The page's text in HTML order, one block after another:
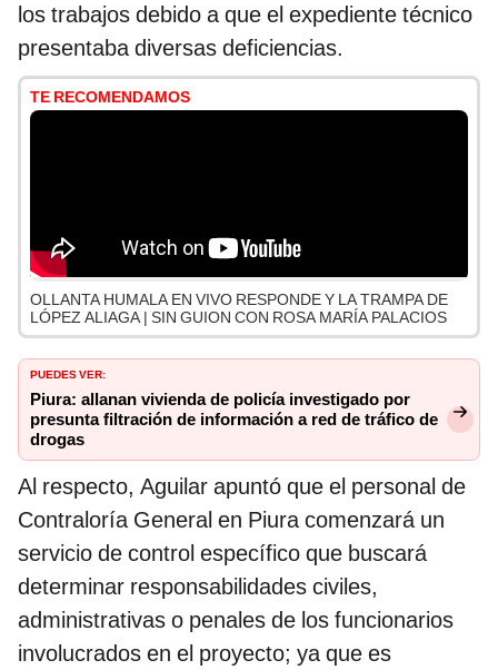
los trabajos debido a que el expediente técnico
presentaba diversas deficiencias.
TE RECOMENDAMOS
OLLANTA HUMALA EN VIVO RESPONDE Y LA TRAMPA DE
LÓPEZ ALIAGA | SIN GUION CON ROSA MARÍA PALACIOS
Puedes ver:
Piura: allanan vivienda de policía investigado por
presunta filtración de información a red de tráfico de
drogas
Al respecto, Aguilar apuntó que el personal de
Contraloría General en Piura comenzará un
servicio de control específico que buscará
determinar responsabilidades civiles,
administrativas o penales de los funcionarios
involucrados en el proyecto; ya que es